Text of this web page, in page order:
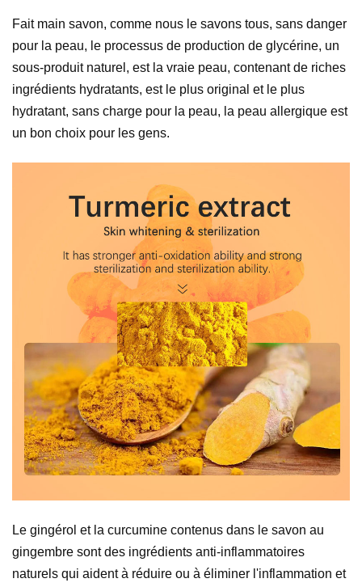
Fait main savon, comme nous le savons tous, sans danger
pour la peau, le processus de production de glycérine, un
sous-produit naturel, est la vraie peau, contenant de riches
ingrédients hydratants, est le plus original et le plus
hydratant, sans charge pour la peau, la peau allergique est
un bon choix pour les gens.
Le gingérol et la curcumine contenus dans le savon au
gingembre sont des ingrédients anti-inflammatoires
naturels qui aident à réduire ou à éliminer l'inflammation et